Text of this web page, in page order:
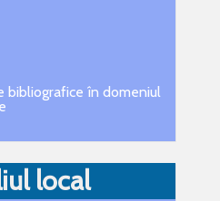
bibliografice în domeniul
local